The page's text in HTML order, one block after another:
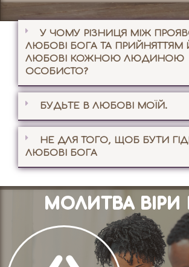
У ЧОМУ РІЗНИЦЯ МІЖ
ЛЮБОВІ БОГА ТА ПРИЙНЯТТЯМ
ЛЮБОВІ КОЖНОЮ ЛЮДИНОЮ
ОСОБИСТО?
БУДЬТЕ В ЛЮБОВІ МОЇЙ.
НЕ ДЛЯ ТОГО, ЩОБ БУТИ
ЛЮБОВІ БОГА
МОЛИТВА ВІРИ